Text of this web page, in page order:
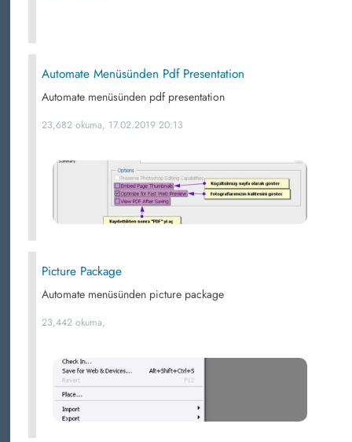
Automate Menüsünden Pdf Presentation
Automate menüsünden pdf presentation
23,682 okuma, 17.02.2019 20:13
Picture Package
Automate menüsünden picture package
23,442 okuma,